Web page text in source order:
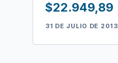
$22.949,89
31 DE JULIO DE 2013